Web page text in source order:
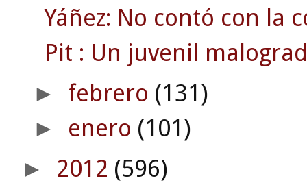
Yáñez: No contó con la
Pit : Un juvenil
► febrero (131)
► enero (101)
► 2012 (596)